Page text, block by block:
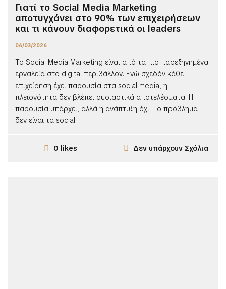
Γιατί το Social Media Marketing
αποτυγχάνει στο 90% των επιχειρήσεων
και τι κάνουν διαφορετικά οι leaders
06/03/2026
Το Social Media Marketing είναι από τα πιο παρεξηγημένα
εργαλεία στο digital περιβάλλον. Ενώ σχεδόν κάθε
επιχείρηση έχει παρουσία στα social media, η
πλειονότητα δεν βλέπει ουσιαστικά αποτελέσματα. Η
παρουσία υπάρχει, αλλά η ανάπτυξη όχι. Το πρόβλημα
δεν είναι τα social...
0 likes Δεν υπάρχουν Σχόλια